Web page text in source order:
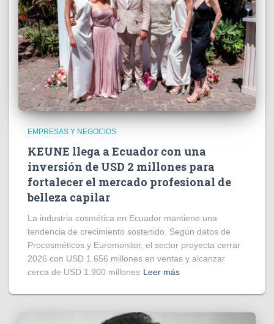
EMPRESAS Y NEGOCIOS
KEUNE llega a Ecuador con una
inversión de USD 2 millones para
fortalecer el mercado profesional de
belleza capilar
La industria cosmética en Ecuador mantiene una
tendencia de crecimiento sostenido. Según datos de
Procosméticos y Euromonitor, el sector proyecta cerrar
2026 con USD 1.656 millones en ventas y alcanzar
cerca de USD 1.900 millones Leer más